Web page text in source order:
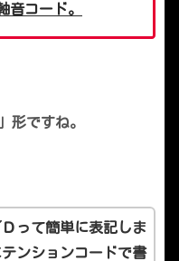
音コード。
形ですね。
って簡単に表記しま
ンションコードで書